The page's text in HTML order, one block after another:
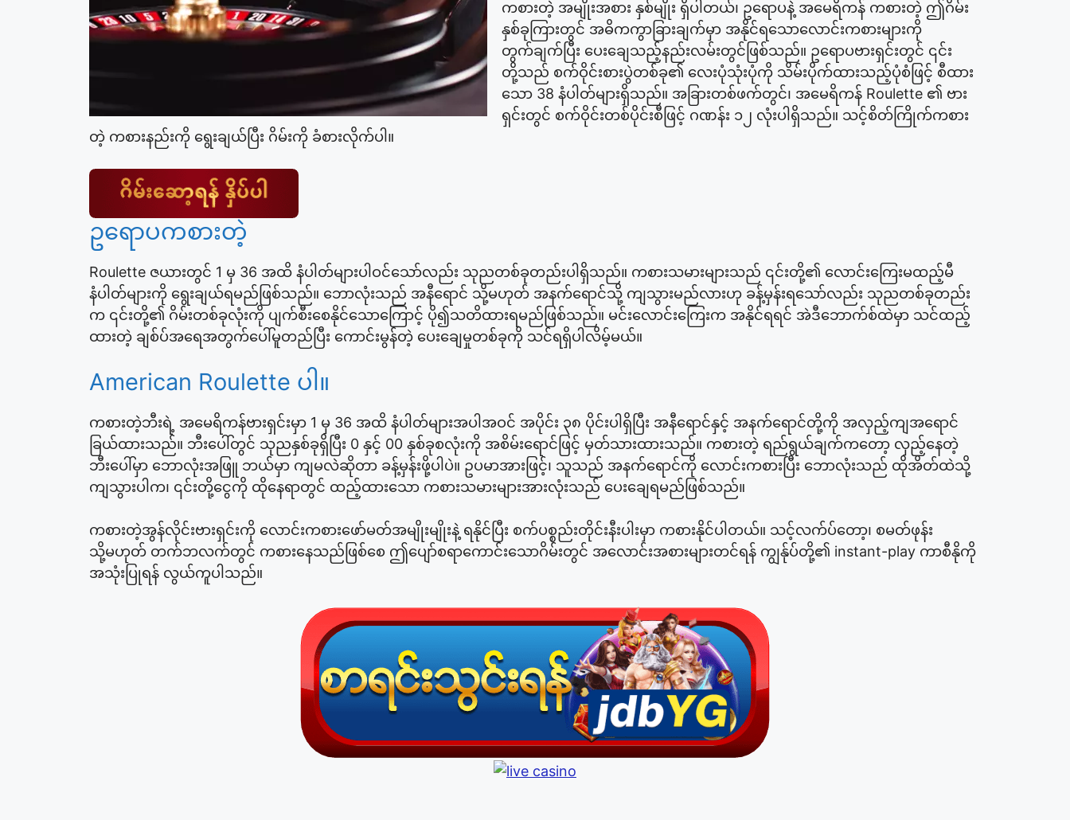
ကစားတဲ့ အမျိုးအစား နှစ်မျိုး ရှိပါတယ်၊ ဥရောပနဲ့ အမေရိကန် ကစားတဲ့ ဤဂိမ်း
နှစ်ခုကြားတွင် အဓိကကွာခြားချက်မှာ အနိုင်ရသောလောင်းကစားများကို
တွက်ချက်ပြီး ပေးချေသည့်နည်းလမ်းတွင်ဖြစ်သည်။ ဥရောပဗားရှင်းတွင် ၎င်း
တို့သည် စက်ဝိုင်းစားပွဲတစ်ခု၏ လေးပုံသုံးပုံကို သိမ်းပိုက်ထားသည့်ပုံစံဖြင့် စီထား
သော 38 နံပါတ်များရှိသည်။ အခြားတစ်ဖက်တွင်၊ အမေရိကန် Roulette ၏ ဗား
ရှင်းတွင် စက်ဝိုင်းတစ်ပိုင်းစီဖြင့် ဂဏန်း ၁၂ လုံးပါရှိသည်။ သင့်စိတ်ကြိုက်ကစား
တဲ့ ကစားနည်းကို ရွေးချယ်ပြီး ဂိမ်းကို ခံစားလိုက်ပါ။
ဥရောပကစားတဲ့
Roulette ဇယားတွင် 1 မှ 36 အထိ နံပါတ်များပါဝင်သော်လည်း သုညတစ်ခုတည်းပါရှိသည်။ ကစားသမားများသည် ၎င်းတို့၏ လောင်းကြေးမထည့်မီ
နံပါတ်များကို ရွေးချယ်ရမည်ဖြစ်သည်။ ဘောလုံးသည် အနီရောင် သို့မဟုတ် အနက်ရောင်သို့ ကျသွားမည်လားဟု ခန့်မှန်းရသော်လည်း သုညတစ်ခုတည်း
က ၎င်းတို့၏ ဂိမ်းတစ်ခုလုံးကို ပျက်စီးစေနိုင်သောကြောင့် ပို၍သတိထားရမည်ဖြစ်သည်။ မင်းလောင်းကြေးက အနိုင်ရရင် အဲဒီဘောက်စ်ထဲမှာ သင်ထည့်
ထားတဲ့ ချစ်ပ်အရေအတွက်ပေါ်မူတည်ပြီး ကောင်းမွန်တဲ့ ပေးချေမှုတစ်ခုကို သင်ရရှိပါလိမ့်မယ်။
American Roulette ပါ။
ကစားတဲ့ဘီးရဲ့ အမေရိကန်ဗားရှင်းမှာ 1 မှ 36 အထိ နံပါတ်များအပါအဝင် အပိုင်း ၃၈ ပိုင်းပါရှိပြီး အနီရောင်နှင့် အနက်ရောင်တို့ကို အလှည့်ကျအရောင်
ခြယ်ထားသည်။ ဘီးပေါ်တွင် သုညနှစ်ခုရှိပြီး 0 နှင့် 00 နှစ်ခုစလုံးကို အစိမ်းရောင်ဖြင့် မှတ်သားထားသည်။ ကစားတဲ့ ရည်ရွယ်ချက်ကတော့ လှည့်နေတဲ့
ဘီးပေါ်မှာ ဘောလုံးအဖြူ ဘယ်မှာ ကျမလဲဆိုတာ ခန့်မှန်းဖို့ပါပဲ။ ဥပမာအားဖြင့်၊ သူသည် အနက်ရောင်ကို လောင်းကစားပြီး ဘောလုံးသည် ထိုအိတ်ထဲသို့
ကျသွားပါက၊ ၎င်းတို့ငွေကို ထိုနေရာတွင် ထည့်ထားသော ကစားသမားများအားလုံးသည် ပေးချေရမည်ဖြစ်သည်။
ကစားတဲ့အွန်လိုင်းဗားရှင်းကို လောင်းကစားဖော်မတ်အမျိုးမျိုးနဲ့ ရနိုင်ပြီး စက်ပစ္စည်းတိုင်းနီးပါးမှာ ကစားနိုင်ပါတယ်။ သင့်လက်ပ်တော့၊ စမတ်ဖုန်း
သို့မဟုတ် တက်ဘလက်တွင် ကစားနေသည်ဖြစ်စေ ဤပျော်စရာကောင်းသောဂိမ်းတွင် အလောင်းအစားများတင်ရန် ကျွန်ုပ်တို့၏ instant-play ကာစီနိုကို
အသုံးပြုရန် လွယ်ကူပါသည်။